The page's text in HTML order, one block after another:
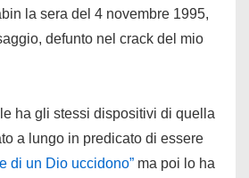
la sera del 4 novembre 1995,
defunto nel crack del mio
ha gli stessi dispositivi di quella
a lungo in predicato di essere
di un Dio uccidono” ma poi lo ha